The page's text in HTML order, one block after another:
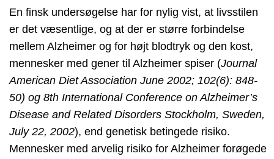
En finsk undersøgelse har for nylig vist, at livsstilen
er det væsentlige, og at der er større forbindelse
mellem Alzheimer og for højt blodtryk og den kost,
mennesker med gener til Alzheimer spiser (Journal
American Diet Association June 2002; 102(6): 848-
50) og 8th International Conference on Alzheimer’s
Disease and Related Disorders Stockholm, Sweden,
July 22, 2002), end genetisk betingede risiko.
Mennesker med arvelig risiko for Alzheimer forøgede